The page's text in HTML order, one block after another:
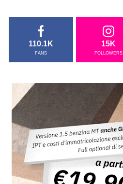
110.1K
FANS
15K
FOLLOWERS